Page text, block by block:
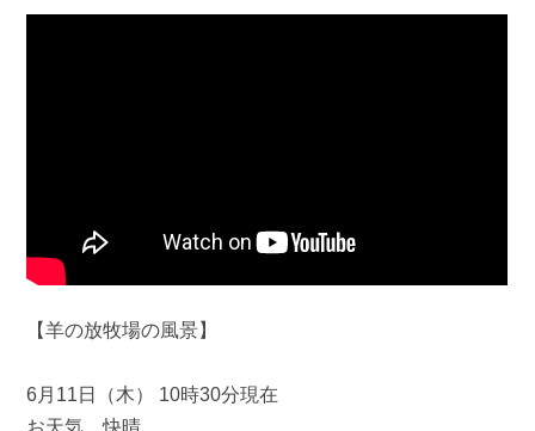
【羊の放牧場の風景】
6月11日（木） 10時30分現在
お天気 快晴